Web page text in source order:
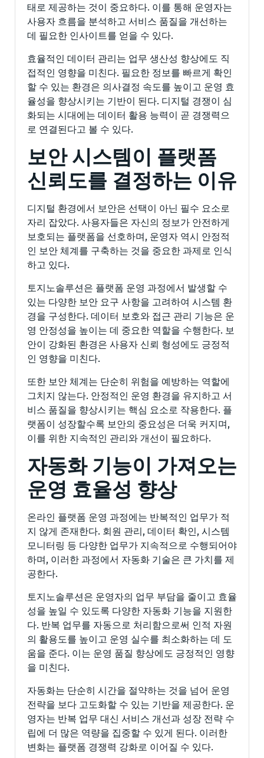
태로 제공하는 것이 중요하다. 이를 통해 운영자는
사용자 흐름을 분석하고 서비스 품질을 개선하는
데 필요한 인사이트를 얻을 수 있다.
효율적인 데이터 관리는 업무 생산성 향상에도 직
접적인 영향을 미친다. 필요한 정보를 빠르게 확인
할 수 있는 환경은 의사결정 속도를 높이고 운영 효
율성을 향상시키는 기반이 된다. 디지털 경쟁이 심
화되는 시대에는 데이터 활용 능력이 곧 경쟁력으
로 연결된다고 볼 수 있다.
보안 시스템이 플랫폼
신뢰도를 결정하는 이유
디지털 환경에서 보안은 선택이 아닌 필수 요소로
자리 잡았다. 사용자들은 자신의 정보가 안전하게
보호되는 플랫폼을 선호하며, 운영자 역시 안정적
인 보안 체계를 구축하는 것을 중요한 과제로 인식
하고 있다.
토지노솔루션은 플랫폼 운영 과정에서 발생할 수
있는 다양한 보안 요구 사항을 고려하여 시스템 환
경을 구성한다. 데이터 보호와 접근 관리 기능은 운
영 안정성을 높이는 데 중요한 역할을 수행한다. 보
안이 강화된 환경은 사용자 신뢰 형성에도 긍정적
인 영향을 미친다.
또한 보안 체계는 단순히 위험을 예방하는 역할에
그치지 않는다. 안정적인 운영 환경을 유지하고 서
비스 품질을 향상시키는 핵심 요소로 작용한다. 플
랫폼이 성장할수록 보안의 중요성은 더욱 커지며,
이를 위한 지속적인 관리와 개선이 필요하다.
자동화 기능이 가져오는
운영 효율성 향상
온라인 플랫폼 운영 과정에는 반복적인 업무가 적
지 않게 존재한다. 회원 관리, 데이터 확인, 시스템
모니터링 등 다양한 업무가 지속적으로 수행되어야
하며, 이러한 과정에서 자동화 기술은 큰 가치를 제
공한다.
토지노솔루션은 운영자의 업무 부담을 줄이고 효율
성을 높일 수 있도록 다양한 자동화 기능을 지원한
다. 반복 업무를 자동으로 처리함으로써 인적 자원
의 활용도를 높이고 운영 실수를 최소화하는 데 도
움을 준다. 이는 운영 품질 향상에도 긍정적인 영향
을 미친다.
자동화는 단순히 시간을 절약하는 것을 넘어 운영
전략을 보다 고도화할 수 있는 기반을 제공한다. 운
영자는 반복 업무 대신 서비스 개선과 성장 전략 수
립에 더 많은 역량을 집중할 수 있게 된다. 이러한
변화는 플랫폼 경쟁력 강화로 이어질 수 있다.